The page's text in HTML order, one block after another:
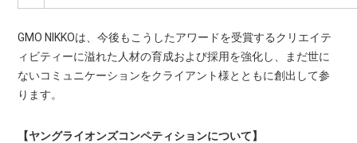
GMO NIKKOは、今後もこうしたアワードを受賞するクリエイテ
ィビティーに溢れた人材の育成および採用を強化し、まだ世に
ないコミュニケーションをクライアント様とともに創出して参
ります。
【ヤングライオンズコンペティションについて】